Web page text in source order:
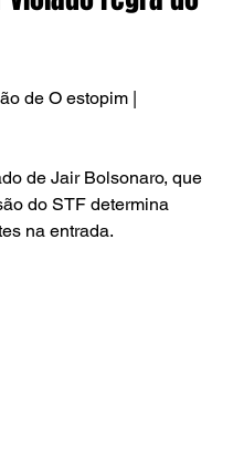
de O estopim |
de Jair Bolsonaro, que
do STF determina
na entrada.